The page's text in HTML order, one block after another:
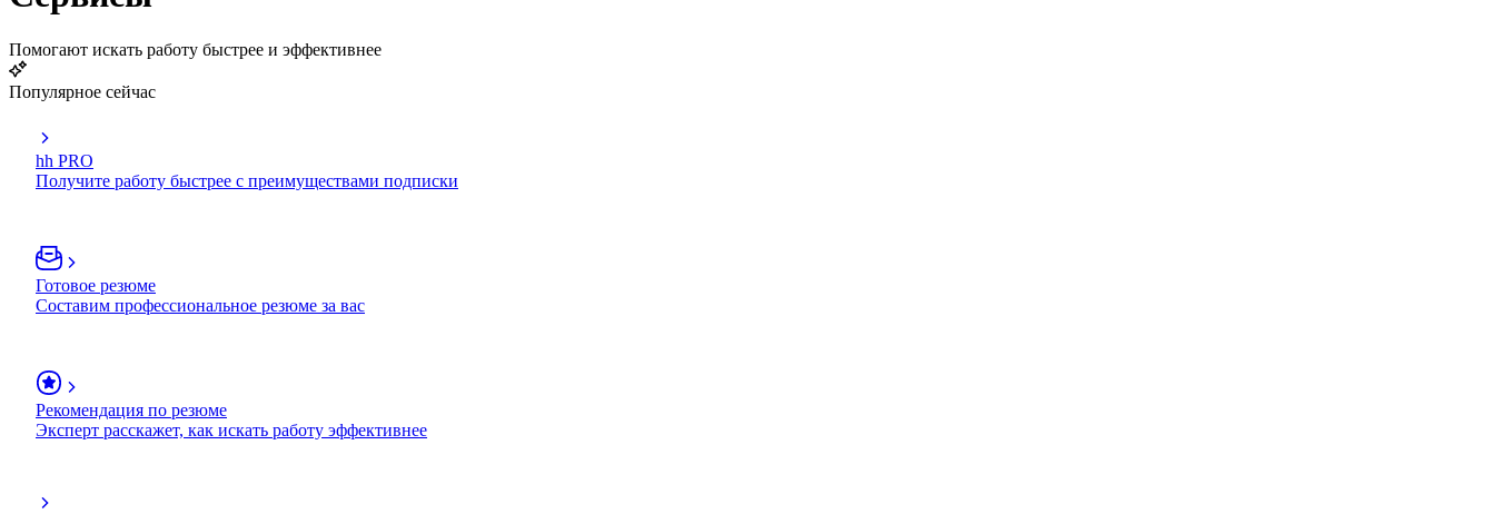
Помогают искать работу быстрее и эффективнее
Популярное сейчас
hh PRO
Получите работу быстрее с преимуществами подписки
Готовое резюме
Составим профессиональное резюме за вас
Рекомендация по резюме
Эксперт расскажет, как искать работу эффективнее